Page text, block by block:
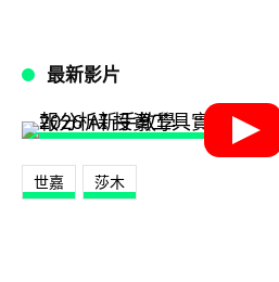
最新影片
世嘉 莎木